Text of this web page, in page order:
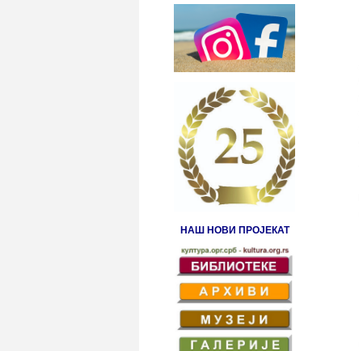
НАШ НОВИ ПРОЈЕКАТ